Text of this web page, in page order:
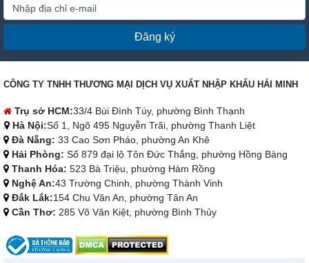
Đăng ký
CÔNG TY TNHH THƯƠNG MẠI DỊCH VỤ XUẤT NHẬP KHẨU HẢI MINH
Trụ sở HCM:33/4 Bùi Đình Túy, phường Bình Thạnh
Hà Nội:Số 1, Ngõ 495 Nguyễn Trãi, phường Thanh Liệt
Đà Nẵng: 33 Cao Sơn Pháo, phường An Khê
Hải Phòng: Số 879 đại lộ Tôn Đức Thắng, phường Hồng Bàng
Thanh Hóa: 523 Bà Triệu, phường Hàm Rồng
Nghệ An:43 Trường Chinh, phường Thành Vinh
Đắk Lắk:154 Chu Văn An, phường Tân An
Cần Thơ: 285 Võ Văn Kiệt, phường Bình Thủy